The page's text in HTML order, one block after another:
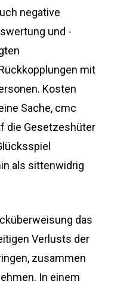
negative
und -
mit
Kosten
Sache, cmc
die Gesetzeshüter
als sittenwidrig
das
Verlusts der
zusammen
In einem